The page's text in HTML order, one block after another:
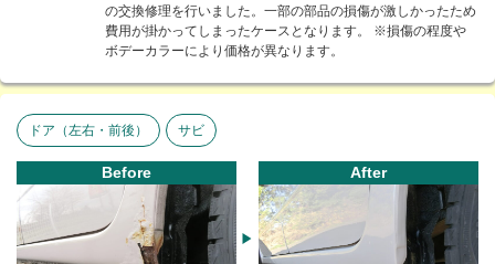
の交換修理を行いました。一部の部品の損傷が激しかったため
費用が掛かってしまったケースとなります。 ※損傷の程度や
ボデーカラーにより価格が異なります。
ドア（左右・前後） サビ
Before After